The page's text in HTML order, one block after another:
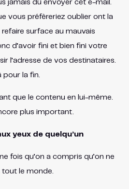
jamais dû envoyer cet e-mail.
vous préfèreriez oublier ont la
surface au mauvais
d’avoir fini et bien fini votre
l’adresse de vos destinataires.
la fin.
que le contenu en lui-même.
plus important.
yeux de quelqu’un
fois qu’on a compris qu’on ne
le monde.